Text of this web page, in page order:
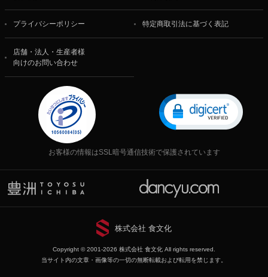
プライバシーポリシー 特定商取引法に基づく表記
店舗・法人・生産者様
向けのお問い合わせ
お客様の情報はSSL暗号通信技術で保護されています
株式会社 食文化
Copyright © 2001-2026 株式会社 食文化 All rights reserved.
当サイト内の文章・画像等の一切の無断転載および転用を禁じます。